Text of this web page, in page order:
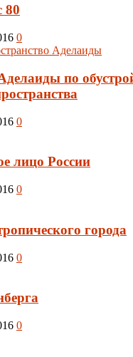
80
0
по
0
лицо России
0
города
0
0